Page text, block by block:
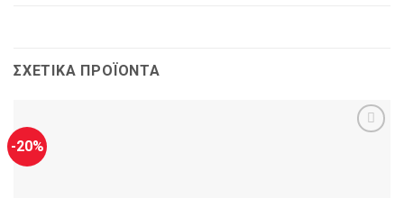
ΣΧΕΤΙΚΆ ΠΡΟΪΌΝΤΑ
-20%